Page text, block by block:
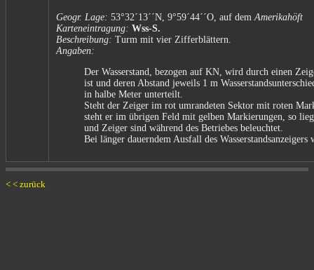
Geogr. Lage: 53°32´13´´N, 9°59´44´´O, auf dem Amerikahöft
Karteneintragung: Wss-S.
Beschreibung: Turm mit vier Zifferblättern.
Angaben:
Der Wasserstand, bezogen auf KN, wird durch einen
ist und deren Abstand jeweils 1 m
in halbe Meter unterteilt.
Steht der Zeiger im rot umrandeten Sektor mit roten
steht er im übrigen Feld mit gelben Markierungen, so
und Zeiger sind während des Betriebes beleuchtet.
Bei länger dauerndem Ausfall des
< < zurück